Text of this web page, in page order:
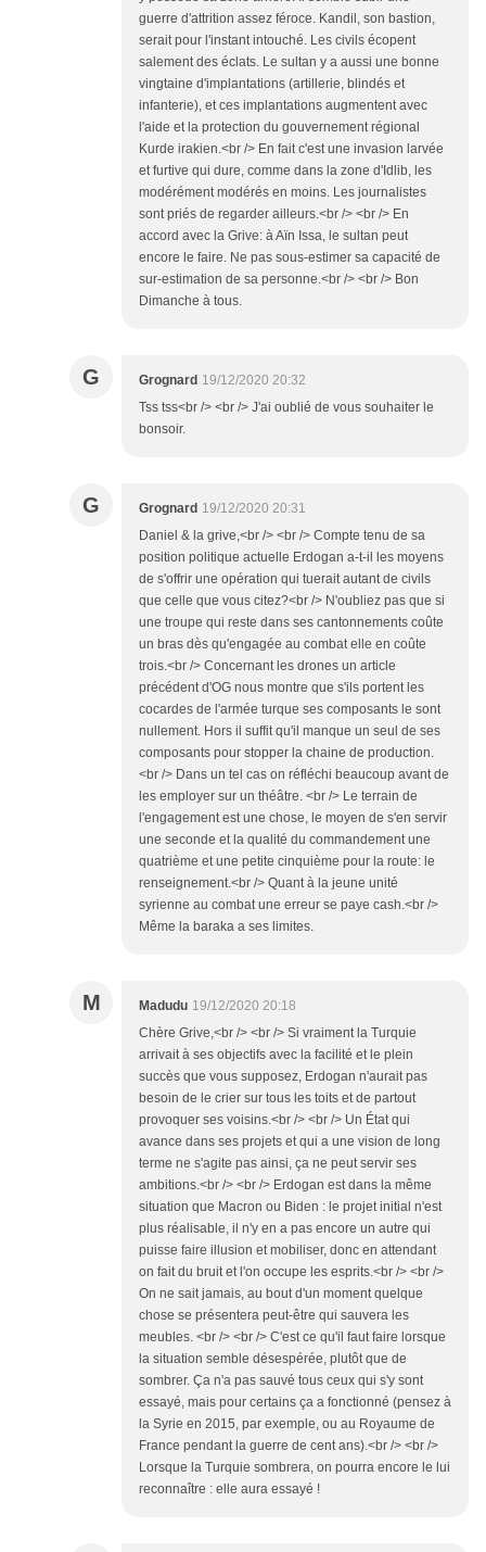
guerre d'attrition assez féroce. Kandil, son bastion,
serait pour l'instant intouché. Les civils écopent
salement des éclats. Le sultan y a aussi une bonne
vingtaine d'implantations (artillerie, blindés et
infanterie), et ces implantations augmentent avec
l'aide et la protection du gouvernement régional
Kurde irakien.<br /> En fait c'est une invasion larvée
et furtive qui dure, comme dans la zone d'Idlib, les
modérément modérés en moins. Les journalistes
sont priés de regarder ailleurs.<br /> <br /> En
accord avec la Grive: à Aïn Issa, le sultan peut
encore le faire. Ne pas sous-estimer sa capacité de
sur-estimation de sa personne.<br /> <br /> Bon
Dimanche à tous.
G Grognard 19/12/2020 20:32
Tss tss<br /> <br /> J'ai oublié de vous souhaiter le
bonsoir.
G Grognard 19/12/2020 20:31
Daniel & la grive,<br /> <br /> Compte tenu de sa
position politique actuelle Erdogan a-t-il les moyens
de s'offrir une opération qui tuerait autant de civils
que celle que vous citez?<br /> N'oubliez pas que si
une troupe qui reste dans ses cantonnements coûte
un bras dès qu'engagée au combat elle en coûte
trois.<br /> Concernant les drones un article
précédent d'OG nous montre que s'ils portent les
cocardes de l'armée turque ses composants le sont
nullement. Hors il suffit qu'il manque un seul de ses
composants pour stopper la chaine de production.
<br /> Dans un tel cas on réfléchi beaucoup avant de
les employer sur un théâtre. <br /> Le terrain de
l'engagement est une chose, le moyen de s'en servir
une seconde et la qualité du commandement une
quatrième et une petite cinquième pour la route: le
renseignement.<br /> Quant à la jeune unité
syrienne au combat une erreur se paye cash.<br />
Même la baraka a ses limites.
M Madudu 19/12/2020 20:18
Chère Grive,<br /> <br /> Si vraiment la Turquie
arrivait à ses objectifs avec la facilité et le plein
succès que vous supposez, Erdogan n'aurait pas
besoin de le crier sur tous les toits et de partout
provoquer ses voisins.<br /> <br /> Un État qui
avance dans ses projets et qui a une vision de long
terme ne s'agite pas ainsi, ça ne peut servir ses
ambitions.<br /> <br /> Erdogan est dans la même
situation que Macron ou Biden : le projet initial n'est
plus réalisable, il n'y en a pas encore un autre qui
puisse faire illusion et mobiliser, donc en attendant
on fait du bruit et l'on occupe les esprits.<br /> <br />
On ne sait jamais, au bout d'un moment quelque
chose se présentera peut-être qui sauvera les
meubles. <br /> <br /> C'est ce qu'il faut faire lorsque
la situation semble désespérée, plutôt que de
sombrer. Ça n'a pas sauvé tous ceux qui s'y sont
essayé, mais pour certains ça a fonctionné (pensez à
la Syrie en 2015, par exemple, ou au Royaume de
France pendant la guerre de cent ans).<br /> <br />
Lorsque la Turquie sombrera, on pourra encore le lui
reconnaître : elle aura essayé !